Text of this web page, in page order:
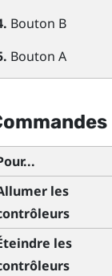
Bouton B
Bouton A
les
les